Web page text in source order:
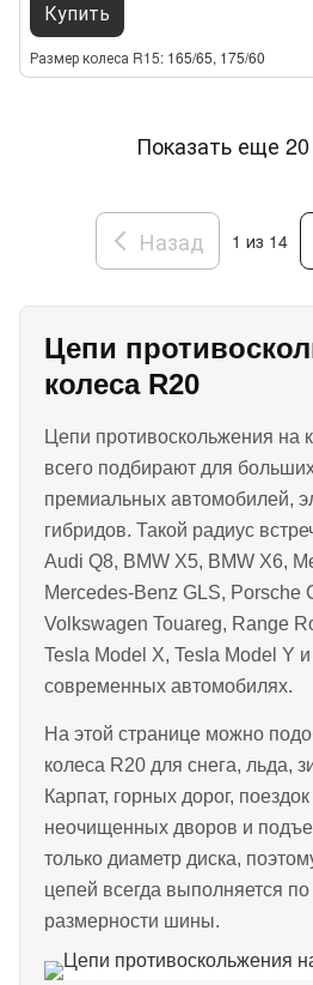
Купить
Размер колеса R15 165/65, 175/60
Показать еще
Назад 1 из 14
Цепи
колеса R20
Цепи противоскольжения на
всего подбирают для
премиальных автомобилей,
гибридов. Такой радиус
Audi Q8, BMW X5, BMW X6,
Mercedes-Benz GLS, Porsche
Volkswagen Touareg, Range
Tesla Model X, Tesla Model Y и
современных автомобилях.
На этой странице можно
колеса R20 для снега, льда,
Карпат, горных дорог,
неочищенных дворов и
только диаметр диска,
цепей всегда выполняется
размерности шины.